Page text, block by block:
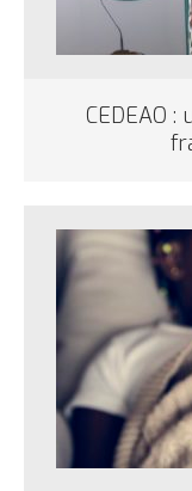
CEDEAO